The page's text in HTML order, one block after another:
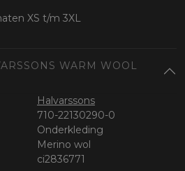
XS t/m 3XL
WARM WOOL
Halvarssons
710-22130290-0
Onderkleding
Merino wol
ci2836771